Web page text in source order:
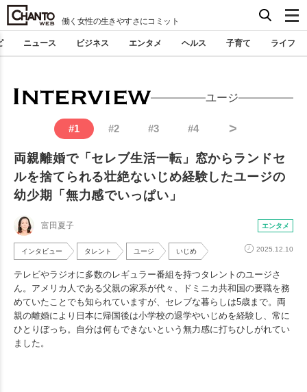
働く女性の生きやすさにコミット
ニュース ビジネス エンタメ ヘルス 子育て ライフ
ユージ
#1 #2 #3 #4 >
両親離婚で「セレブ生活一転」窓からランドセ
ルを捨てられる壮絶ないじめ経験したユージの
幼少期「無力感でいっぱい」
富田夏子 エンタメ
インタビュー タレント ユージ いじめ 2025.12.10
テレビやラジオに多数のレギュラー番組を持つタレントのユージさ
ん。アメリカ人である父親の家系が代々、ドミニカ共和国の要職を務
めていたことでも知られていますが、セレブな暮らしは5歳まで。両
親の離婚により日本に帰国後は小学校の退学やいじめを経験し、常に
ひとりぼっち。自分は何もできないという無力感に打ちひしがれてい
ました。